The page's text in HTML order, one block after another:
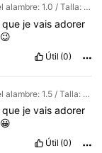
Color: Multicolor / diámetro del alambre: 1.0 / Talla: 500 metros
que je vais adorer
😉
Útil (0)
Color: Multicolor / diámetro del alambre: 1.5 / Talla: 500 metros
que je vais adorer
😀
Útil (0)